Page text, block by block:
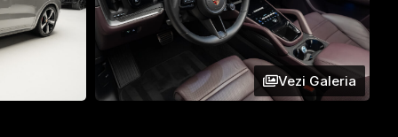
Vezi Galeria